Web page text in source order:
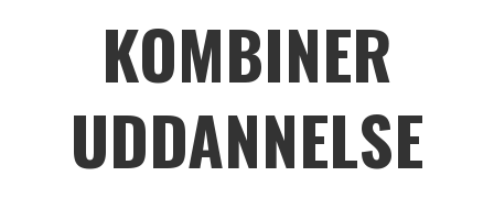
KOMBINER
UDDANNELSE